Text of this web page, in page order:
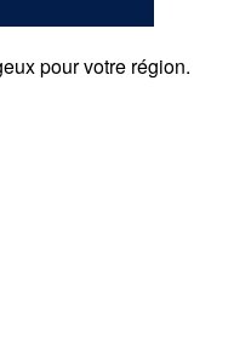
pour votre région.